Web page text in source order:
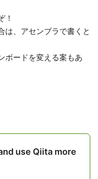
！
は、アセンブラで書くと
ボードを変える案もあ
use Qiita more